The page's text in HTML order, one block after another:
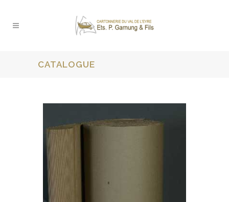
CATALOGUE